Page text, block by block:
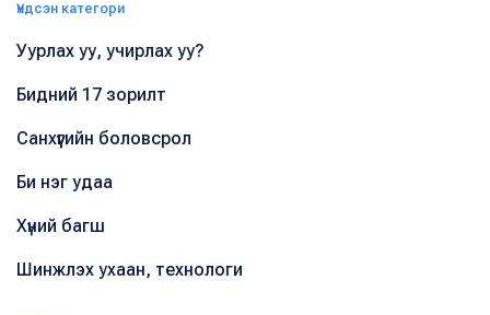
Үндсэн категори
Уурлах уу, учирлах уу?
Бидний 17 зорилт
Санхүүгийн боловсрол
Би нэг удаа
Хүний багш
Шинжлэх ухаан, технологи